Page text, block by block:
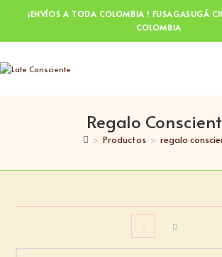
¡ENVÍOS A TODA COLOMBIA ! FUSAGASUGÁ
COLOMBIA
Regalo
> Productos > regalo